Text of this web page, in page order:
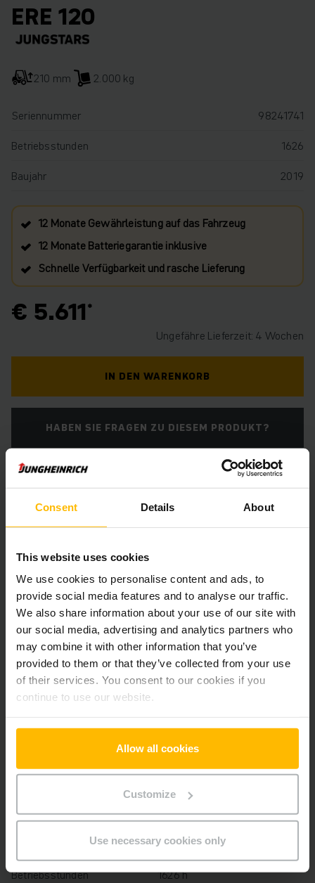
Consent Details About
This website uses cookies
We use cookies to personalise content and ads, to
provide social media features and to analyse our traffic.
We also share information about your use of our site with
our social media, advertising and analytics partners who
may combine it with other information that you’ve
provided to them or that they’ve collected from your use
of their services. You consent to our cookies if you
continue to use our website.
Allow all cookies
Customize
Use necessary cookies only
ERE 120
210 mm 2.000 kg
Seriennummer
98241741
Betriebsstunden
1626
Baujahr
2019
12 Monate Gewährleistung auf das Fahrzeug
12 Monate Batteriegarantie inklusive
Schnelle Verfügbarkeit und rasche Lieferung
€ 5.611
Ungefähre Lieferzeit: 4 Wochen
IN DEN WARENKORB
HABEN SIE FRAGEN ZU DIESEM PRODUKT?
Der Zwischenverkauf ist vorbehalten.
Produktinformationen
Zusammenfassung der technischen Spezifikationen und
Ausstattungen des Fahrzeugs.
Technische Daten
Batterie Blei-Säure, 24 V / 375 Ah
Batterie Aufarbeitungsjahr 2026
Baujahr 2019
2000 kg
Betriebsstunden 1626 h